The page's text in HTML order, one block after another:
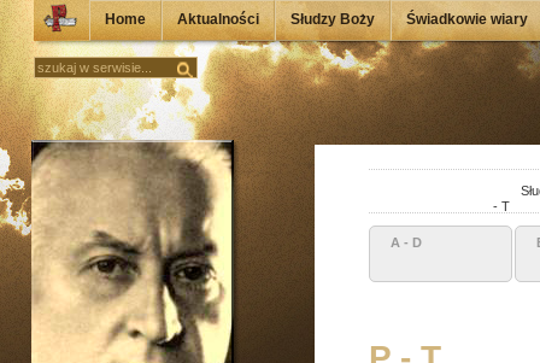
Home Aktualności Słudzy Boży Świadkowie wiary
- T
A - D